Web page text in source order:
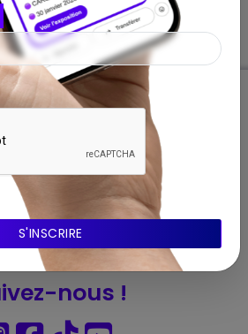
à notre Newsletter
nous !